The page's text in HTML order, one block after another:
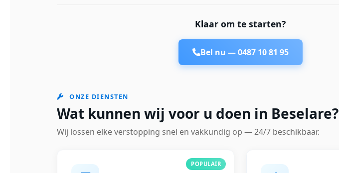
Klaar om te starten?
Bel nu —0487 10 81 95
ONZE DIENSTEN
Wat kunnen wij voor u doen in Beselare?
Wij lossen elke verstopping snel en vakkundig op — 24/7 beschikbaar.
POPULAIR